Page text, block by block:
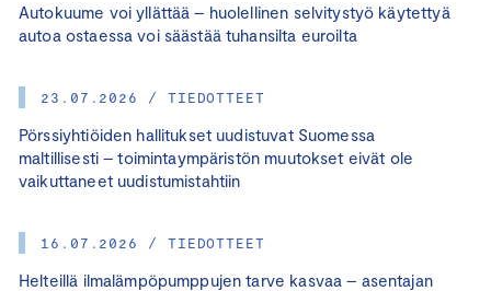
Autokuume voi yllättää – huolellinen selvitystyö käytettyä
autoa ostaessa voi säästää tuhansilta euroilta
23.07.2026 / TIEDOTTEET
Pörssiyhtiöiden hallitukset uudistuvat Suomessa
maltillisesti – toimintaympäristön muutokset eivät ole
vaikuttaneet uudistumistahtiin
16.07.2026 / TIEDOTTEET
Helteillä ilmalämpöpumppujen tarve kasvaa – asentajan